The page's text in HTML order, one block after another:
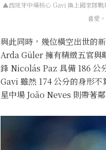
▲西班牙中場核心 Gavi 換上國家隊戰
喜愛
與此同時，幾位橫空出世的
Arda Güler 擁有精緻五官與
鋒 Nicolás Paz 具備 186 公
Gavi 雖然 174 公分的身形
星中場 João Neves 則帶著